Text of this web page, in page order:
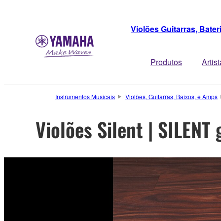
Violões Guitarras,
Produtos
Instrumentos Musicais Violões, Guitarras, Baixos, e Amps
Violões Silent |